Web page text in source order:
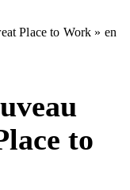
Place to Work » en
to